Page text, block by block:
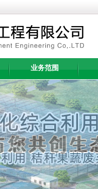
业务范围